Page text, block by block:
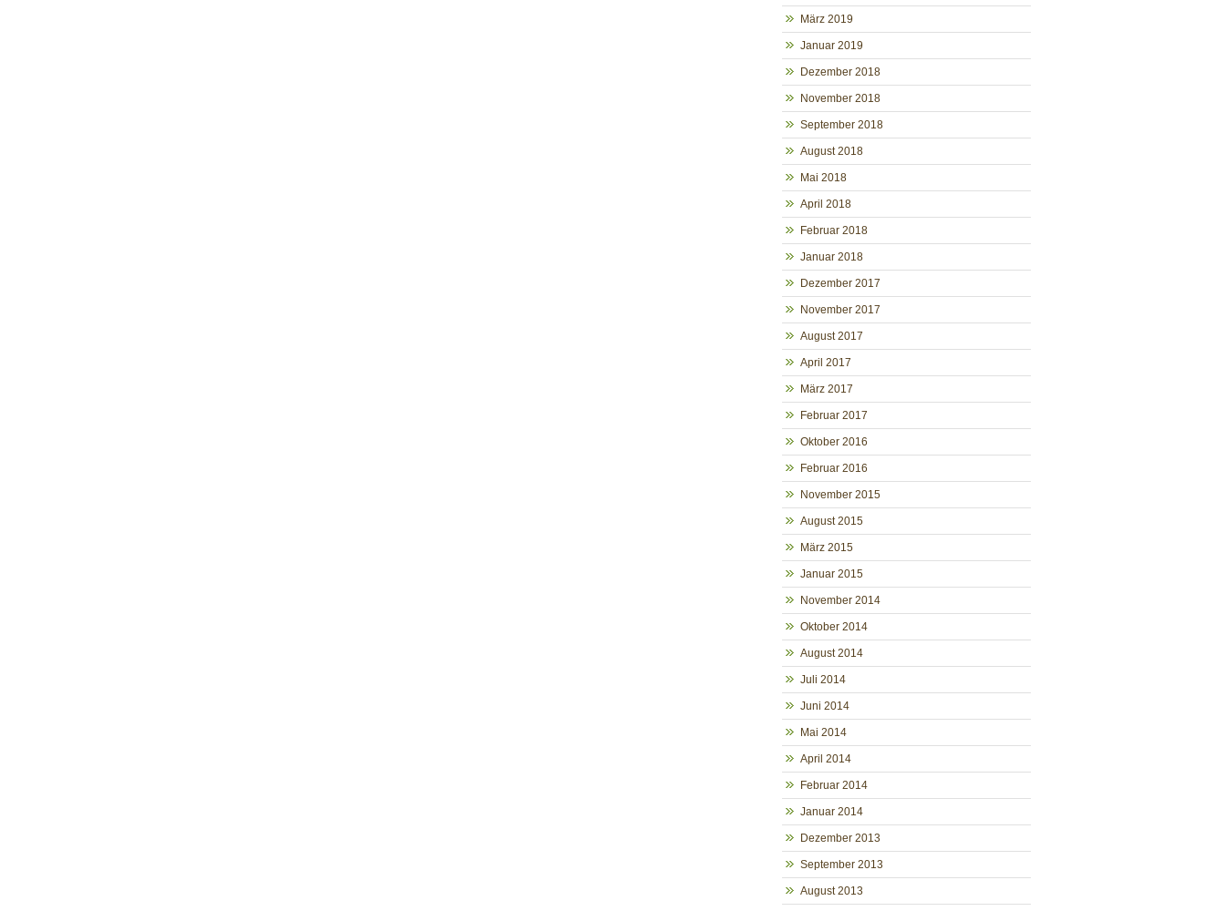
März 2019
Januar 2019
Dezember 2018
November 2018
September 2018
August 2018
Mai 2018
April 2018
Februar 2018
Januar 2018
Dezember 2017
November 2017
August 2017
April 2017
März 2017
Februar 2017
Oktober 2016
Februar 2016
November 2015
August 2015
März 2015
Januar 2015
November 2014
Oktober 2014
August 2014
Juli 2014
Juni 2014
Mai 2014
April 2014
Februar 2014
Januar 2014
Dezember 2013
September 2013
August 2013